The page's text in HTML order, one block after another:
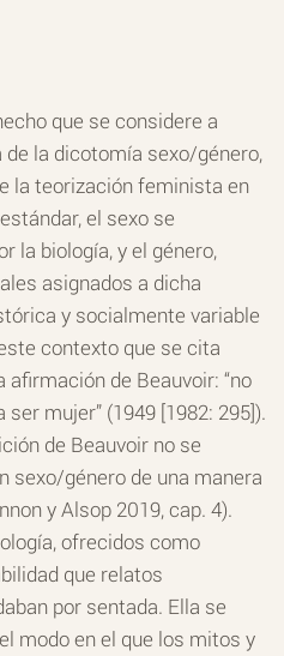
que se considere a
la dicotomía sexo/género,
la teorización feminista en
el sexo se
la biología, y el género,
asignados a dicha
y socialmente variable
contexto que se cita
de Beauvoir: “no
mujer” (1949 [1982: 295]).
de Beauvoir no se
sexo/género de una manera
y Alsop 2019, cap. 4).
ofrecidos como
que relatos
por sentada. Ella se
modo en el que los mitos y